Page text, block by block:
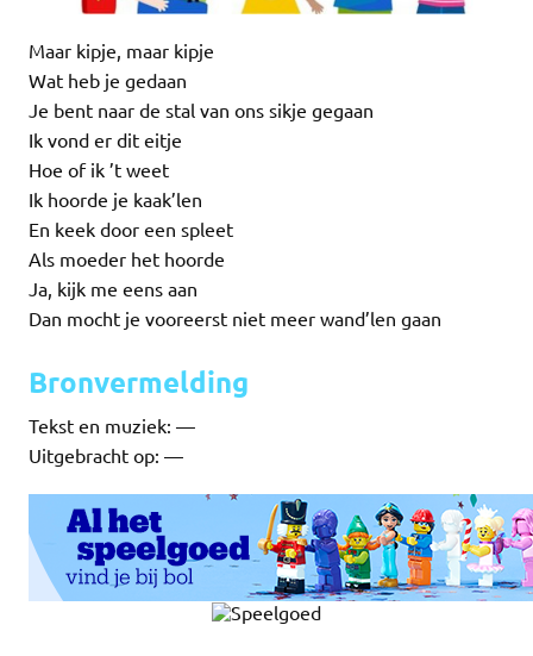
Maar kipje, maar kipje
Wat heb je gedaan
Je bent naar de stal van ons sikje gegaan
Ik vond er dit eitje
Hoe of ik ’t weet
Ik hoorde je kaak’len
En keek door een spleet
Als moeder het hoorde
Ja, kijk me eens aan
Dan mocht je vooreerst niet meer wand’len gaan
Bronvermelding
Tekst en muziek: —
Uitgebracht op: —